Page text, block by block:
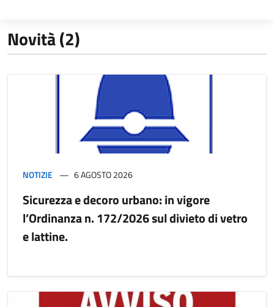
Novità (2)
NOTIZIE 6 AGOSTO 2026
Sicurezza e decoro urbano: in vigore
l’Ordinanza n. 172/2026 sul divieto di vetro
e lattine.